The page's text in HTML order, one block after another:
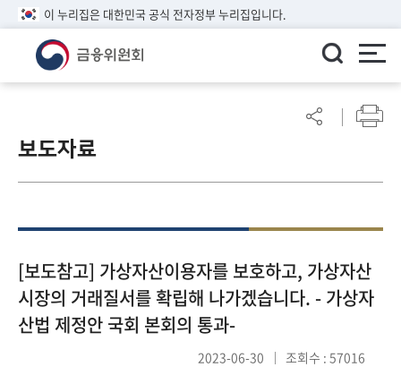
이 누리집은 대한민국 공식 전자정부 누리집입니다.
린
이알
참
여
마
당
보도자료
[보도참고] 가상자산이용자를 보호하고, 가상자산
시장의 거래질서를 확립해 나가겠습니다. - 가상자
산법 제정안 국회 본회의 통과-
2023-06-30 조회수 : 57016